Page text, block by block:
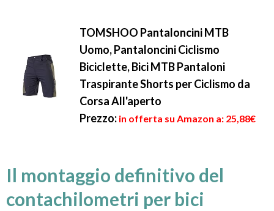
TOMSHOO Pantaloncini MTB
Uomo, Pantaloncini Ciclismo
Biciclette, Bici MTB Pantaloni
Traspirante Shorts per Ciclismo da
Corsa All'aperto
Prezzo: in offerta su Amazon a: 25,88€
Il montaggio definitivo del
contachilometri per bici